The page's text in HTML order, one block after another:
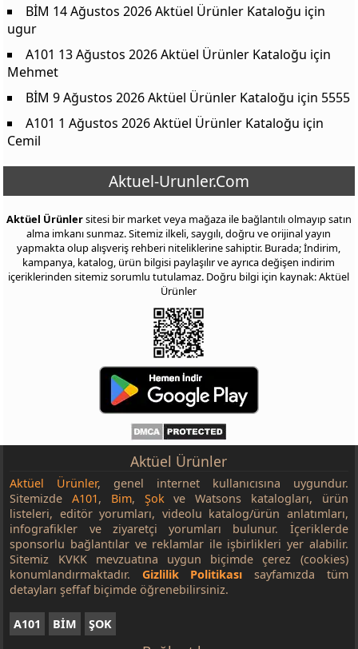
BİM 14 Ağustos 2026 Aktüel Ürünler Kataloğu için
ugur
A101 13 Ağustos 2026 Aktüel Ürünler Kataloğu için
Mehmet
BİM 9 Ağustos 2026 Aktüel Ürünler Kataloğu için 5555
A101 1 Ağustos 2026 Aktüel Ürünler Kataloğu için
Cemil
Aktuel-Urunler.Com
Aktüel Ürünlersitesi bir market veya mağaza ile bağlantılı olmayıp satın
alma imkanı sunmaz. Sitemiz ilkeli, saygılı, doğru ve orijinal yayın
yapmakta olup alışveriş rehberi niteliklerine sahiptir. Burada; İndirim,
kampanya, katalog, ürün bilgisi paylaşılır ve ayrıca değişen indirim
içeriklerinden sitemiz sorumlu tutulamaz. Doğru bilgi için kaynak: Aktüel
Ürünler
Aktüel Ürünler
Aktüel Ürünler, genel internet kullanıcısına uygundur.
SitemizdeA101, Bim, Şokve Watsons katalogları, ürün
listeleri, editör yorumları, videolu katalog/ürün anlatımları,
infografikler ve ziyaretçi yorumları bulunur. İçeriklerde
sponsorlu bağlantılar ve reklamlar ile işbirlikleri yer alabilir.
Sitemiz KVKK mevzuatına uygun biçimde çerez (cookies)
konumlandırmaktadır. Gizlilik Politikası sayfamızda tüm
detayları şeffaf biçimde öğrenebilirsiniz.
A101 BİM ŞOK